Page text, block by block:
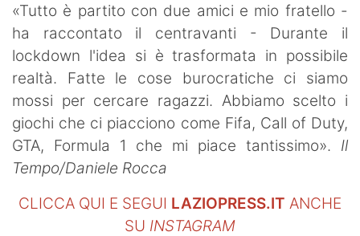
«Tutto è partito con due amici e mio fratello -
ha raccontato il centravanti - Durante il
lockdown l'idea si è trasformata in possibile
realtà. Fatte le cose burocratiche ci siamo
mossi per cercare ragazzi. Abbiamo scelto i
giochi che ci piacciono come Fifa, Call of Duty,
GTA, Formula 1 che mi piace tantissimo». Il
Tempo/Daniele Rocca
CLICCA QUI E SEGUI LAZIOPRESS.IT ANCHE
SU INSTAGRAM